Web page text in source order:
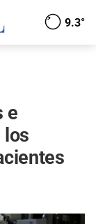
9.3°
e
los